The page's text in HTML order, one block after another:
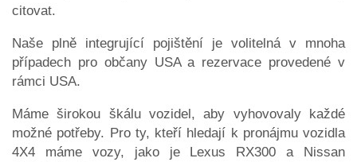
citovat.
Naše plně integrující pojištění je volitelná v mnoha
případech pro občany USA a rezervace provedené v
rámci USA.
Máme širokou škálu vozidel, aby vyhovovaly každé
možné potřeby. Pro ty, kteří hledají k pronájmu vozidla
4X4 máme vozy, jako je Lexus RX300 a Nissan